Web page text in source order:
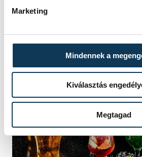
Marketing
Mindennek a
Kiválasztás
Megtagad